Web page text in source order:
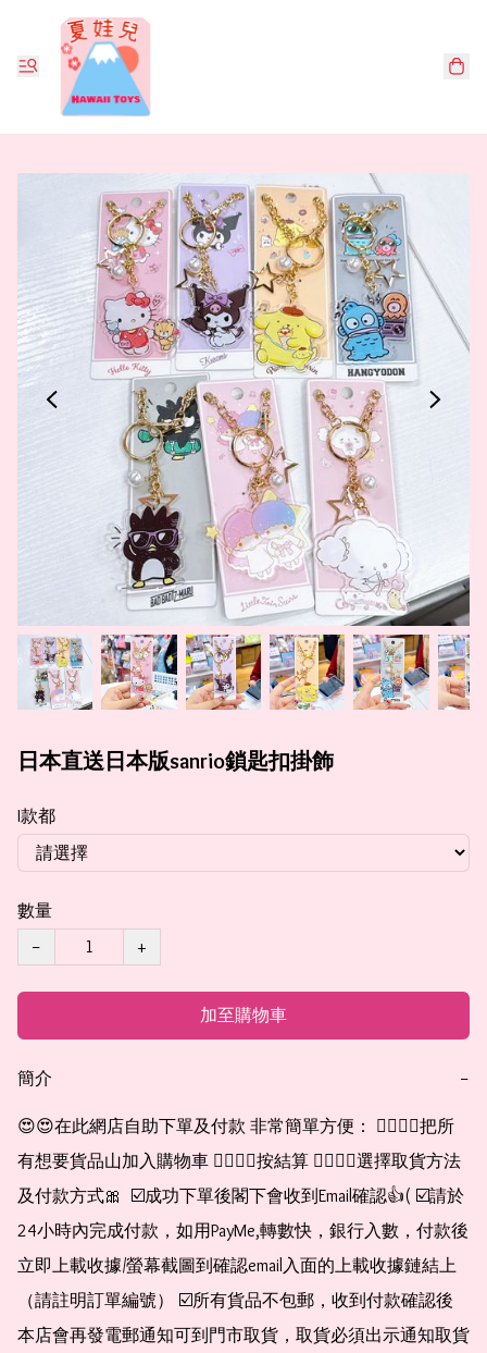
日本直送日本版sanrio鎖匙扣掛飾
I款都
數量
−
+
加至購物車
簡介 −
😍😍在此網店自助下單及付款 非常簡單方便： 👉🏻👉🏻把所
有想要貨品山加入購物車 👉🏻👉🏻按結算 👉🏻👉🏻選擇取貨方法
及付款方式🎀  ☑️成功下單後閣下會收到Email確認👍( ☑️請於
24小時內完成付款，如用PayMe,轉數快，銀行入數，付款後
立即上載收據/螢幕截圖到確認email入面的上載收據鏈結上
（請註明訂單編號） ☑️所有貨品不包郵，收到付款確認後
本店會再發電郵通知可到門市取貨，取貨必須出示通知取貨